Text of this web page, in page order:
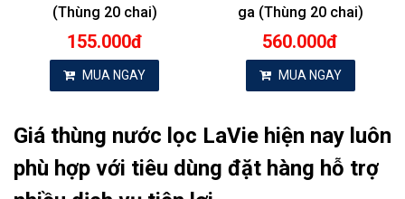
(Thùng 20 chai)
155.000đ
MUA NGAY
ga (Thùng 20 chai)
560.000đ
MUA NGAY
Giá thùng nước lọc LaVie hiện nay luôn
phù hợp với tiêu dùng đặt hàng hỗ trợ